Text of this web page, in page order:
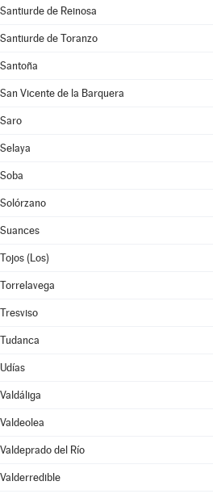
Santiurde de Reinosa
Santiurde de Toranzo
Santoña
San Vicente de la Barquera
Saro
Selaya
Soba
Solórzano
Suances
Tojos (Los)
Torrelavega
Tresviso
Tudanca
Udías
Valdáliga
Valdeolea
Valdeprado del Río
Valderredible